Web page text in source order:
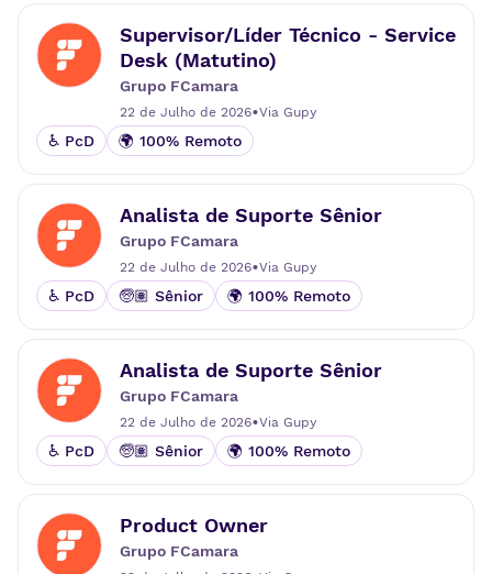
Supervisor/Líder Técnico - Service
Desk (Matutino)
Grupo FCamara
22 de Julho de 2026•Via Gupy
♿ PcD 🌍 100% Remoto
Analista de Suporte Sênior
Grupo FCamara
22 de Julho de 2026•Via Gupy
♿ PcD 🧓🏽 Sênior 🌍 100% Remoto
Analista de Suporte Sênior
Grupo FCamara
22 de Julho de 2026•Via Gupy
♿ PcD 🧓🏽 Sênior 🌍 100% Remoto
Product Owner
Grupo FCamara